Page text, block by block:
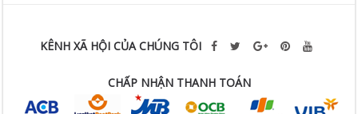
KÊNH XÃ HỘI CỦA CHÚNG TÔI
CHẤP NHẬN THANH TOÁN